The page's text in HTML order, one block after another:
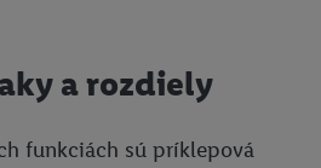
a rozdiely
funkciách sú príklepová